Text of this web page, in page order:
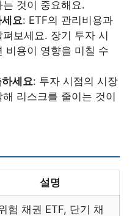
것이 중요해요.
요: ETF의 관리비용과
보세요. 장기 투자 시
비용이 영향을 미칠 수
세요: 투자 시점의 시장
리스크를 줄이는 것이
설명
험 채권 ETF, 단기 채